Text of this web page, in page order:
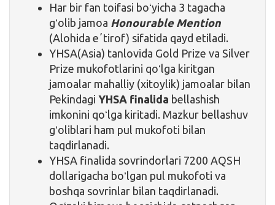
Har bir fan toifasi boʻyicha 3 tagacha
gʻolib jamoa Honourable Mention
(Alohida eʼtirof) sifatida qayd etiladi.
YHSA(Asia) tanlovida Gold Prize va Silver
Prize mukofotlarini qoʻlga kiritgan
jamoalar mahalliy (xitoylik) jamoalar bilan
Pekindagi YHSA finalida bellashish
imkonini qoʻlga kiritadi. Mazkur bellashuv
gʻoliblari ham pul mukofoti bilan
taqdirlanadi.
YHSA finalida sovrindorlari 7200 AQSH
dollarigacha boʻlgan pul mukofoti va
boshqa sovrinlar bilan taqdirlanadi.